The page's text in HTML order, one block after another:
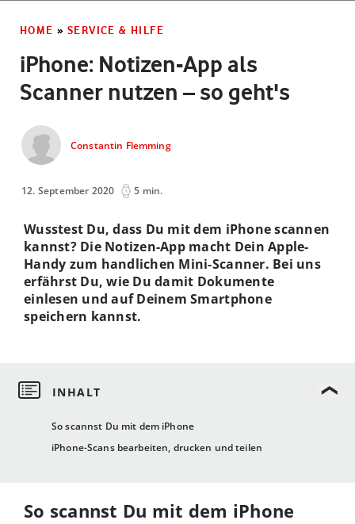
HOME » SERVICE & HILFE
iPhone: Notizen-App als
Scanner nutzen – so geht's
Constantin Flemming
12. September 2020 5 min.
So scannst Du mit dem iPhone
iPhone-Scans bearbeiten, drucken und teilen
Wusstest Du, dass Du mit dem iPhone scannen
kannst? Die Notizen-App macht Dein Apple-
Handy zum handlichen Mini-Scanner. Bei uns
erfährst Du, wie Du damit Dokumente
einlesen und auf Deinem Smartphone
speichern kannst.
So scannst Du mit dem iPhone